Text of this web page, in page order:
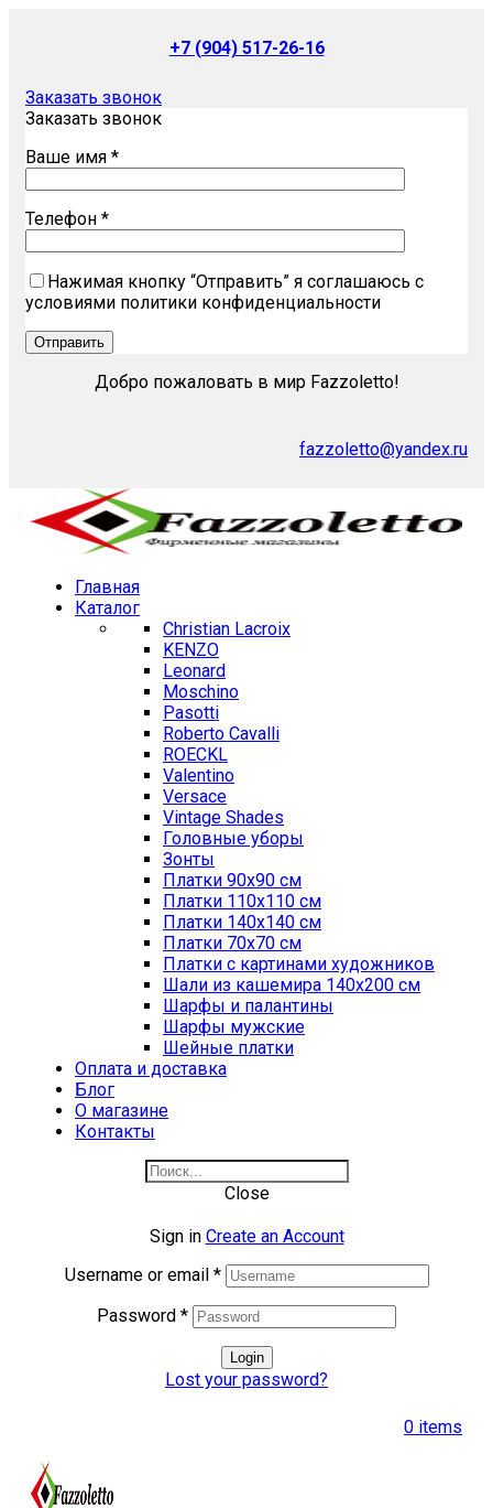
+7 (904) 517-26-16
Заказать звонок
Заказать звонок
Ваше имя *
Телефон *
Нажимая кнопку “Отправить” я соглашаюсь с
условиями политики конфиденциальности
Добро пожаловать в мир Fazzoletto!
fazzoletto@yandex.ru
Главная
Каталог
Christian Lacroix
KENZO
Leonard
Moschino
Pasotti
Roberto Cavalli
ROECKL
Valentino
Versace
Vintage Shades
Головные уборы
Зонты
Платки 90х90 см
Платки 110х110 см
Платки 140х140 см
Платки 70х70 см
Платки с картинами художников
Шали из кашемира 140х200 см
Шарфы и палантины
Шарфы мужские
Шейные платки
Оплата и доставка
Блог
О магазине
Контакты
Close
Sign in Create an Account
Username or email *
Password *
Login
Lost your password?
0 items